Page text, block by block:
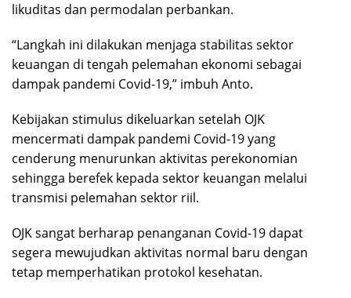
likuditas dan permodalan perbankan.
“Langkah ini dilakukan menjaga stabilitas sektor
keuangan di tengah pelemahan ekonomi sebagai
dampak pandemi Covid-19,” imbuh Anto.
Kebijakan stimulus dikeluarkan setelah OJK
mencermati dampak pandemi Covid-19 yang
cenderung menurunkan aktivitas perekonomian
sehingga berefek kepada sektor keuangan melalui
transmisi pelemahan sektor riil.
OJK sangat berharap penanganan Covid-19 dapat
segera mewujudkan aktivitas normal baru dengan
tetap memperhatikan protokol kesehatan.